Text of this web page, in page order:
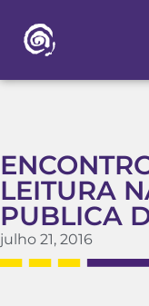
LEITURA
PUBLICA
julho 21, 2016